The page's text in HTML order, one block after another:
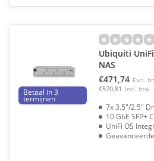
Betaal in 3
termijnen
Ubiquiti
NAS
€471,74 Excl.
€570,81 Incl. btw
7x 3.5"/2.5"
10 GbE SFP+
UniFi OS